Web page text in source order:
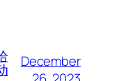
December